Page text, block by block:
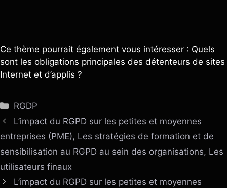
Ce thème pourrait également vous intéresser : Quels
sont les obligations principales des détenteurs de sites
Internet et d’applis ?
Catégories
RGDP
L’impact du RGPD sur les petites et moyennes
entreprises (PME), Les stratégies de formation et de
sensibilisation au RGPD au sein des organisations, Les
utilisateurs finaux
L’impact du RGPD sur les petites et moyennes